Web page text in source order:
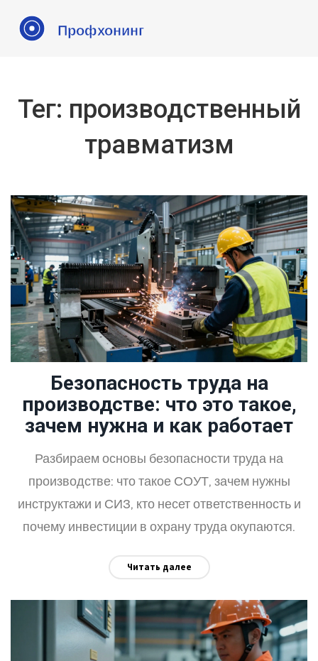
Тег: производственный
травматизм
Безопасность труда на
производстве: что это такое,
зачем нужна и как работает
Разбираем основы безопасности труда на
производстве: что такое СОУТ, зачем нужны
инструктажи и СИЗ, кто несет ответственность и
почему инвестиции в охрану труда окупаются.
Читать далее